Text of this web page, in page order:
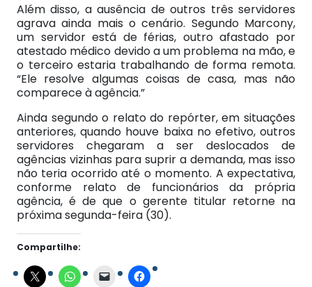
Além disso, a ausência de outros três servidores
agrava ainda mais o cenário. Segundo Marcony,
um servidor está de férias, outro afastado por
atestado médico devido a um problema na mão, e
o terceiro estaria trabalhando de forma remota.
“Ele resolve algumas coisas de casa, mas não
comparece à agência.”
Ainda segundo o relato do repórter, em situações
anteriores, quando houve baixa no efetivo, outros
servidores chegaram a ser deslocados de
agências vizinhas para suprir a demanda, mas isso
não teria ocorrido até o momento. A expectativa,
conforme relato de funcionários da própria
agência, é de que o gerente titular retorne na
próxima segunda-feira (30).
Compartilhe: